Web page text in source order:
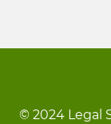
© 2024 Legal